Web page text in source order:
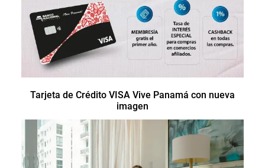
Tarjeta de Crédito VISA Vive Panamá con nueva
imagen